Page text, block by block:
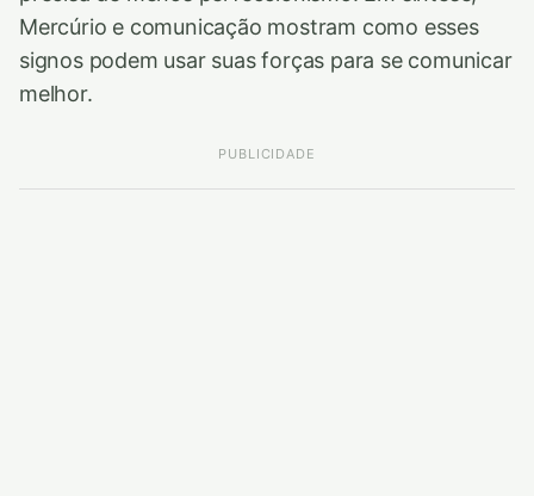
Mercúrio e comunicação mostram como esses
signos podem usar suas forças para se comunicar
melhor.
PUBLICIDADE